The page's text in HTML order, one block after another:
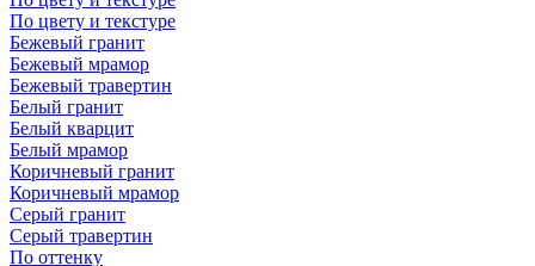
По цвету и текстуре
Бежевый гранит
Бежевый мрамор
Бежевый травертин
Белый гранит
Белый кварцит
Белый мрамор
Коричневый гранит
Коричневый мрамор
Серый гранит
Серый травертин
По оттенку